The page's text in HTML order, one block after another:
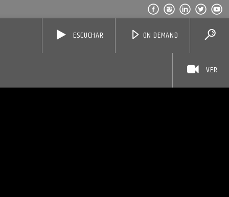
ON DEMAND
ESCUCHAR
VER